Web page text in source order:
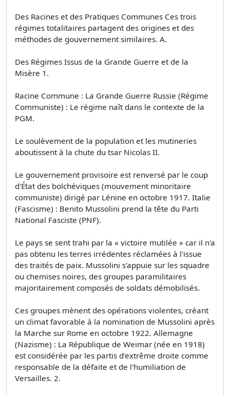
Des Racines et des Pratiques Communes Ces trois
régimes totalitaires partagent des origines et des
méthodes de gouvernement similaires. A.
Des Régimes Issus de la Grande Guerre et de la
Misère 1.
Racine Commune : La Grande Guerre Russie (Régime
Communiste) : Le régime naît dans le contexte de la
PGM.
Le soulèvement de la population et les mutineries
aboutissent à la chute du tsar Nicolas II.
Le gouvernement provisoire est renversé par le coup
d'État des bolchéviques (mouvement minoritaire
communiste) dirigé par Lénine en octobre 1917. Italie
(Fascisme) : Benito Mussolini prend la tête du Parti
National Fasciste (PNF).
Le pays se sent trahi par la « victoire mutilée » car il n'a
pas obtenu les terres irrédentes réclamées à l'issue
des traités de paix. Mussolini s'appuie sur les squadre
ou chemises noires, des groupes paramilitaires
majoritairement composés de soldats démobilisés.
Ces groupes mènent des opérations violentes, créant
un climat favorable à la nomination de Mussolini après
la Marche sur Rome en octobre 1922. Allemagne
(Nazisme) : La République de Weimar (née en 1918)
est considérée par les partis d'extrême droite comme
responsable de la défaite et de l'humiliation de
Versailles. 2.